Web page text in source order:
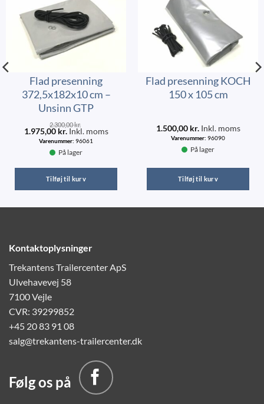
Flad presenning
372,5x182x10 cm –
Unsinn GTP
2.300,00kr.
1.975,00 kr.Inkl. moms
Varenummer: 96061
På lager
Tilføj til kurv
Flad presenning KOCH
150 x 105 cm
1.500,00 kr.Inkl. moms
Varenummer: 96090
På lager
Tilføj til kurv
Kontaktoplysninger
Trekantens Trailercenter ApS
Ulvehavevej 58
7100 Vejle
CVR: 39299852
+45 20 83 91 08
salg@trekantens-trailercenter.dk
Følg os på